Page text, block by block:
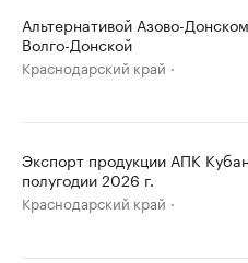
Альтернативой Азово-
Волго-Донской
Краснодарский край
Экспорт продукции АПК
полугодии 2026 г.
Краснодарский край